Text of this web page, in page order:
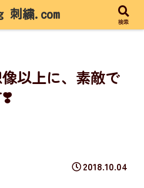
以上に、素敵で
2018.10.04
刺繍.com
検索